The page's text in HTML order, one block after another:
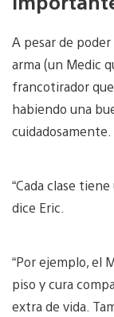
A pesar de
arma (un Medic
francotirador
habiendo una
cuidadosamente.
“Cada clase
dice Eric.
“Por ejemplo, el
piso y cura
extra de vida.